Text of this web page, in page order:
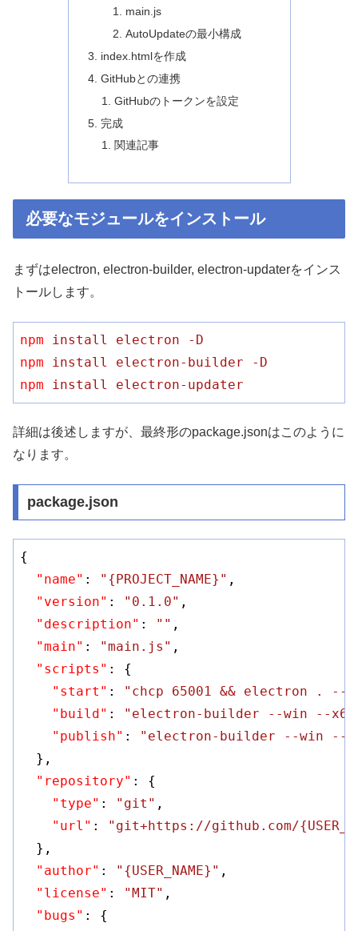
main.js
AutoUpdateの最小構成
index.htmlを作成
GitHubとの連携
GitHubのトークンを設定
完成
関連記事
必要なモジュールをインストール
まずはelectron, electron-builder, electron-updaterをインス
トールします。
npm
install electron -D
npm
install electron-builder -D
npm
install electron-updater
詳細は後述しますが、最終形のpackage.jsonはこのように
なります。
package.json
{
"name" : "{PROJECT_NAME}" ,
"version" : "0.1.0" ,
"description" : "" ,
"main" : "main.js" ,
"scripts" : {
"start" :
"chcp 65001 && electron . --
"build" :
"electron-builder --win --
"publish" :
"electron-builder --win --
  },
"repository" : {
"type" : "git" ,
"url" :
"git+https://github.com/
  },
"author" : "{USER_NAME}" ,
"license" : "MIT" ,
"bugs" : {